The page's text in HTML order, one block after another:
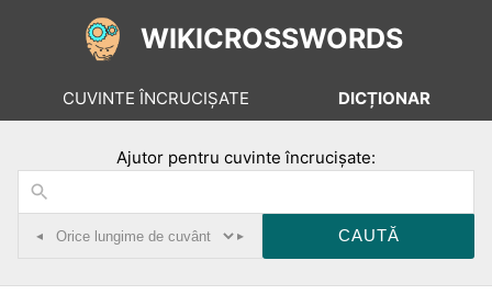
WIKICROSSWORDS
CUVINTE ÎNCRUCIȘATE DICȚIONAR
Ajutor pentru cuvinte încrucișate:
◂ ▸